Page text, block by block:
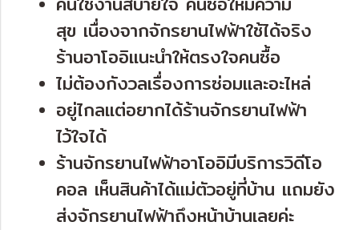
สุข เนื่องจากจักรยานไฟฟ้าใช้ได้จริง
ร้านอาโออิแนะนำให้ตรงใจคนซื้อ
ไม่ต้องกังวลเรื่องการซ่อมและอะไหล่
อยู่ไกลแต่อยากได้ร้านจักรยานไฟฟ้า
ไว้ใจได้
ร้านจักรยานไฟฟ้าอาโออิมีบริการวิดีโอ
คอล เห็นสินค้าได้แม่ตัวอยู่ที่บ้าน แถมยัง
ส่งจักรยานไฟฟ้าถึงหน้าบ้านเลยค่ะ